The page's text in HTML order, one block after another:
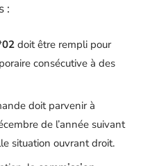
:
doit être rempli pour
consécutive à des
doit parvenir à
de l’année suivant
situation ouvrant droit.